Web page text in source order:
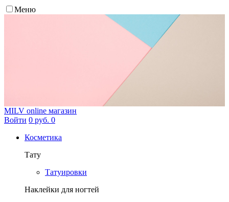
Меню
MILV online магазин
Войти 0 руб. 0
Косметика
Тату
Татуировки
Наклейки для ногтей